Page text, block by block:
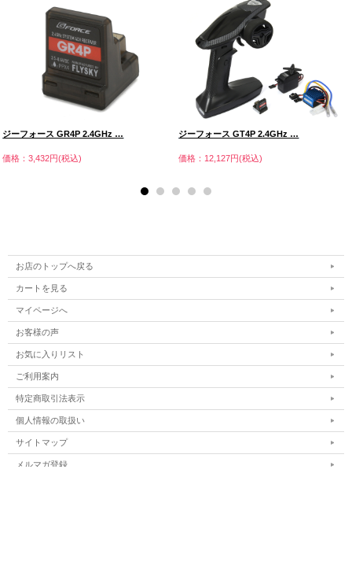
ジーフォース GR4P 2.4GHz …
価格：3,432円(税込)
ジーフォース GT4P 2.4GHz …
価格：12,127円(税込)
お店のトップへ戻る
カートを見る
マイページへ
お客様の声
お気に入りリスト
ご利用案内
特定商取引法表示
個人情報の取扱い
サイトマップ
メルマガ登録